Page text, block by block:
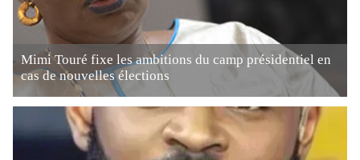
Mimi Touré fixe les ambitions du camp présidentiel en
cas de nouvelles élections